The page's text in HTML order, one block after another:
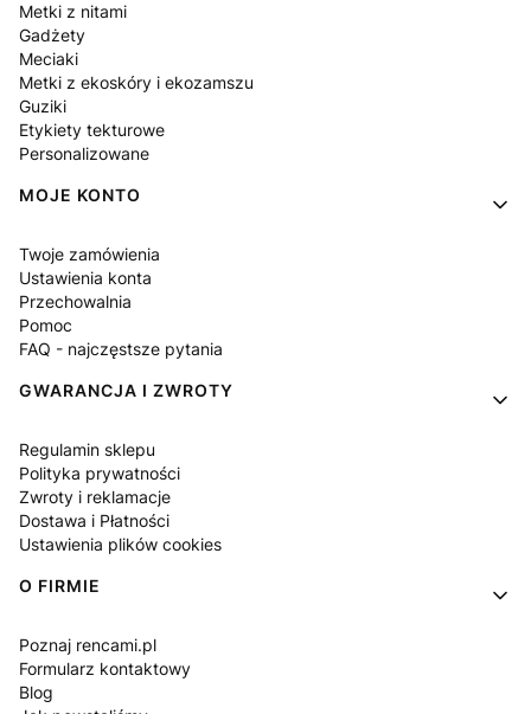
Metki z nitami
Gadżety
Meciaki
Metki z ekoskóry i ekozamszu
Guziki
Etykiety tekturowe
Personalizowane
MOJE KONTO
Twoje zamówienia
Ustawienia konta
Przechowalnia
Pomoc
FAQ - najczęstsze pytania
GWARANCJA I ZWROTY
Regulamin sklepu
Polityka prywatności
Zwroty i reklamacje
Dostawa i Płatności
Ustawienia plików cookies
O FIRMIE
Poznaj rencami.pl
Formularz kontaktowy
Blog